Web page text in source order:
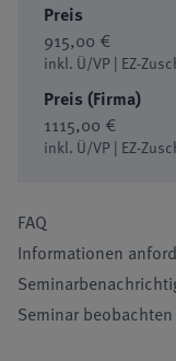
Preis
915,00 €
inkl. Ü/VP | EZ-
Preis (Firma)
1115,00 €
inkl. Ü/VP | EZ-
FAQ
Informationen
Seminar beobachten